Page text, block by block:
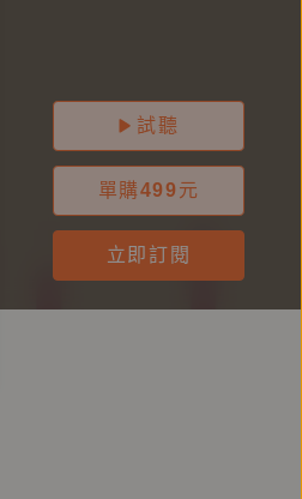
試聽
單購499元
立即訂閱